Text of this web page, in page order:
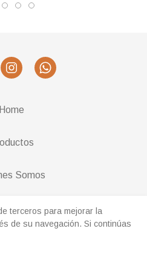
Home
Somos
Devoluciones
terceros para mejorar la
de su navegación. Si continúas